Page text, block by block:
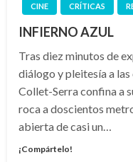
CINE CRÍTICAS
INFIERNO AZUL
Tras diez minutos de
diálogo y pleitesía a las
Collet-Serra confina a
roca a doscientos
abierta de casi un…
¡Compártelo!